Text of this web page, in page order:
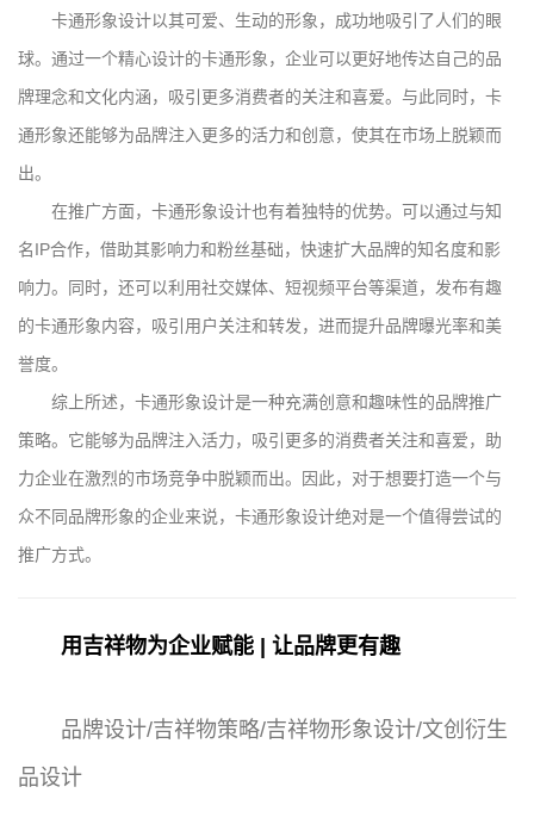
卡通形象设计以其可爱、生动的形象，成功地吸引了人们的眼
球。通过一个精心设计的卡通形象，企业可以更好地传达自己的品
牌理念和文化内涵，吸引更多消费者的关注和喜爱。与此同时，卡
通形象还能够为品牌注入更多的活力和创意，使其在市场上脱颖而
出。
在推广方面，卡通形象设计也有着独特的优势。可以通过与知
名IP合作，借助其影响力和粉丝基础，快速扩大品牌的知名度和影
响力。同时，还可以利用社交媒体、短视频平台等渠道，发布有趣
的卡通形象内容，吸引用户关注和转发，进而提升品牌曝光率和美
誉度。
综上所述，卡通形象设计是一种充满创意和趣味性的品牌推广
策略。它能够为品牌注入活力，吸引更多的消费者关注和喜爱，助
力企业在激烈的市场竞争中脱颖而出。因此，对于想要打造一个与
众不同品牌形象的企业来说，卡通形象设计绝对是一个值得尝试的
推广方式。
用吉祥物为企业赋能 | 让品牌更有趣
品牌设计/吉祥物策略/吉祥物形象设计/文创衍生
品设计